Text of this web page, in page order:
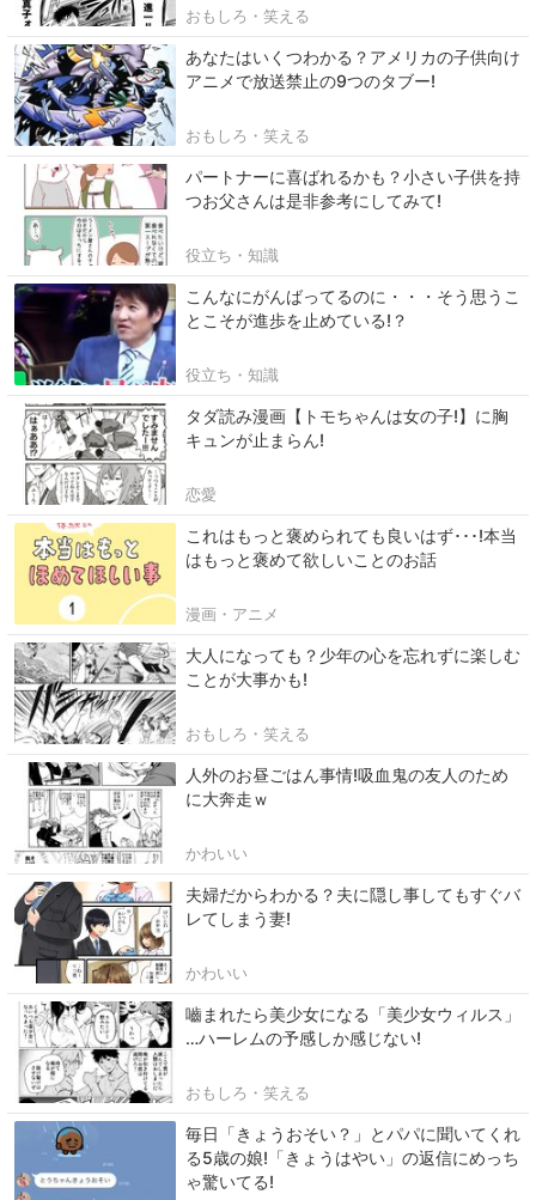
おもしろ・笑える
あなたはいくつわかる？アメリカの子供向け
アニメで放送禁止の9つのタブー!
おもしろ・笑える
パートナーに喜ばれるかも？小さい子供を持
つお父さんは是非参考にしてみて!
役立ち・知識
こんなにがんばってるのに・・・そう思うこ
とこそが進歩を止めている!？
役立ち・知識
タダ読み漫画【トモちゃんは女の子!】に胸
キュンが止まらん!
恋愛
これはもっと褒められても良いはず･･･!本当
はもっと褒めて欲しいことのお話
漫画・アニメ
大人になっても？少年の心を忘れずに楽しむ
ことが大事かも!
おもしろ・笑える
人外のお昼ごはん事情!吸血鬼の友人のため
に大奔走ｗ
かわいい
夫婦だからわかる？夫に隠し事してもすぐバ
レてしまう妻!
かわいい
嚙まれたら美少女になる「美少女ウィルス」
…ハーレムの予感しか感じない!
おもしろ・笑える
毎日「きょうおそい？」とパパに聞いてくれ
る5歳の娘!「きょうはやい」の返信にめっち
ゃ驚いてる!